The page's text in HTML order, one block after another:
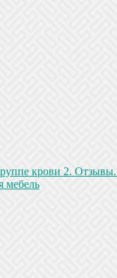
крови 2.
мебель